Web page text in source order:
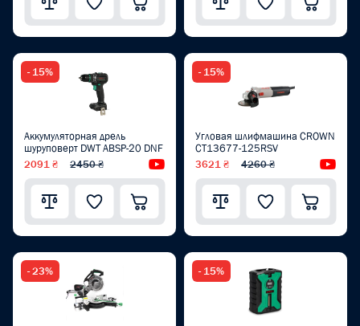
- 15%
Аккумуляторная дрель
шуруповерт DWT ABSP-20 DNF
2091 ₴ 2450 ₴ Видеообзор
- 15%
Угловая шлифмашина CROWN
CT13677-125RSV
3621 ₴ 4260 ₴
- 23% - 15%